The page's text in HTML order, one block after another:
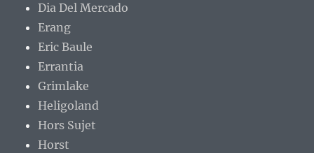
Dia Del Mercado
Erang
Eric Baule
Errantia
Grimlake
Heligoland
Hors Sujet
Horst